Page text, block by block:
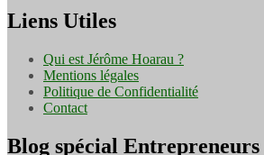
Liens Utiles
Qui est Jérôme Hoarau ?
Mentions légales
Politique de Confidentialité
Contact
Blog spécial